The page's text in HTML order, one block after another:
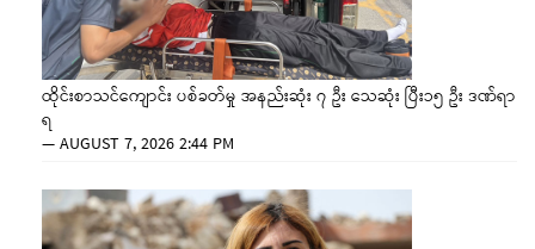
ထိုင်းစာသင်ကျောင်း ပစ်ခတ်မှု အနည်းဆုံး ၇ ဦး သေဆုံး ပြီး၁၅ ဦး ဒဏ်ရာ
ရ
—AUGUST 7, 2026 2:44 PM